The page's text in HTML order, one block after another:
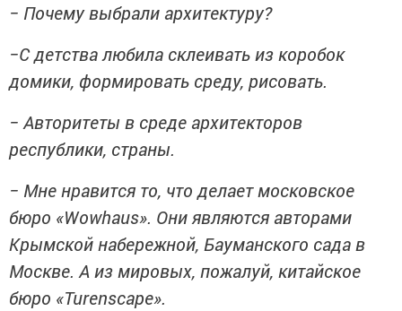
− Почему выбрали архитектуру?
−С детства любила склеивать из коробок
домики, формировать среду, рисовать.
− Авторитеты в среде архитекторов
республики, страны.
− Мне нравится то, что делает московское
бюро «Wowhaus». Они являются авторами
Крымской набережной, Бауманского сада в
Москве. А из мировых, пожалуй, китайское
бюро «Turenscape».